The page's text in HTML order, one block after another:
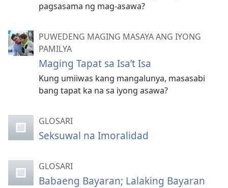
pagsasama ng mag-asawa?
PUWEDENG MAGING MASAYA ANG IYONG
PAMILYA
Maging Tapat sa Isa’t Isa
Kung umiiwas kang mangalunya, masasabi
bang tapat ka na sa iyong asawa?
GLOSARI
Seksuwal na Imoralidad
GLOSARI
Babaeng Bayaran; Lalaking Bayaran